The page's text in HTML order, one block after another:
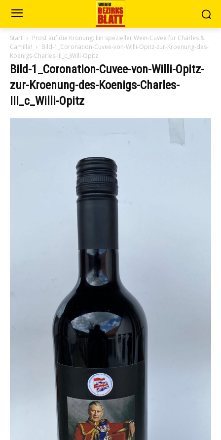
Start
Prost auf die Krönung: Ein spezieller Wein-Cuvee für Charles &
Camilla!
Bild-1_Coronation-Cuvee-von-Willi-Opitz-zur-Kroenung-des-
Koenigs-Charles-III_c_Willi-Opitz
Bild-1_Coronation-Cuvee-von-Willi-Opitz-
zur-Kroenung-des-Koenigs-Charles-
III_c_Willi-Opitz